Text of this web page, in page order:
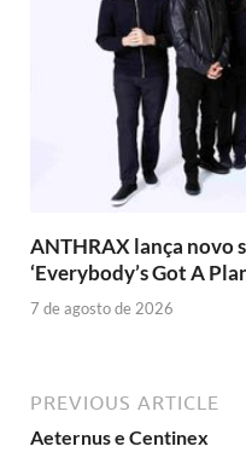
ANTHRAX lança novo
‘Everybody’s Got A
7 de agosto de 2026
PREVIOUS ARTICLE
Aeternus e Centinex